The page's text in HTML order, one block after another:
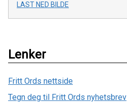
LAST NED BILDE
Lenker
Fritt Ords nettside
Tegn deg til Fritt Ords nyhetsbrev